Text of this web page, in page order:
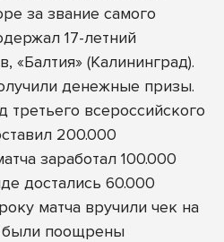
за звание самого
17-летний
(Калининград).
денежные призы.
всероссийского
200.000
заработал 100.000
достались 60.000
матча вручили чек на
были поощрены